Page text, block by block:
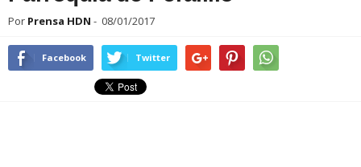
Por Prensa HDN - 08/01/2017
Facebook Twitter